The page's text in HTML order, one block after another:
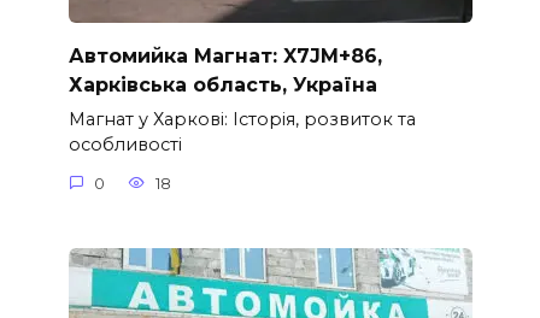
Автомийка Магнат: X7JM+86,
Харківська область, Україна
Магнат у Харкові: Історія, розвиток та
особливості
0 18